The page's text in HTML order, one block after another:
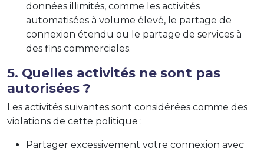
données illimités, comme les activités
automatisées à volume élevé, le partage de
connexion étendu ou le partage de services à
des fins commerciales.
5. Quelles activités ne sont pas
autorisées ?
Les activités suivantes sont considérées comme des
violations de cette politique :
Partager excessivement votre connexion avec